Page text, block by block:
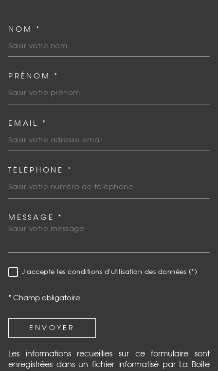
NOM *
PRÉNOM *
EMAIL *
TÉLÉPHONE *
MESSAGE *
RÈGLEMENTATION
J'accepte les conditions d'utilisation des données (*)
* Champ obligatoire
ENVOYER
Les informations recueillies sur ce formulaire sont
enregistrées dans un fichier informatisé par La Boite